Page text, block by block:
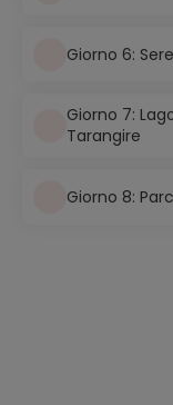
Giorno 6:
Giorno 7:
Tarangire
Giorno 8: